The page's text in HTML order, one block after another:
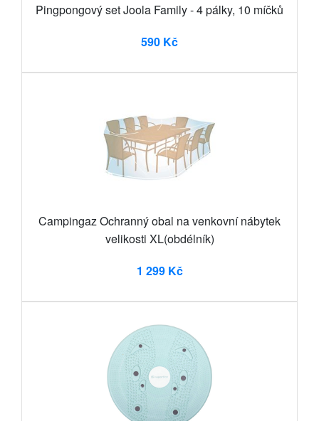
Pingpongový set Joola Family - 4 pálky, 10 míčků
590 Kč
Campingaz Ochranný obal na venkovní nábytek
velikosti XL(obdélník)
1 299 Kč